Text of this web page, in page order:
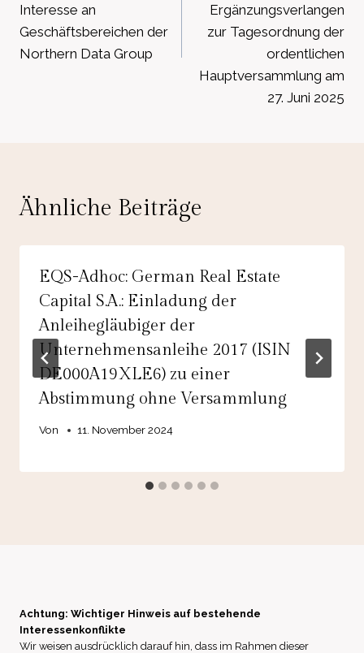
Interesse an
Geschäftsbereichen der
Northern Data Group
Ergänzungsverlangen
zur Tagesordnung der
ordentlichen
Hauptversammlung am
27. Juni 2025
Ähnliche Beiträge
EQS-Adhoc: German Real Estate
Capital S.A.: Einladung der
Anleihegläubiger der
Unternehmensanleihe 2017 (ISIN
DE000A19XLE6) zu einer
Abstimmung ohne Versammlung
Von 11. November 2024
Achtung: Wichtiger Hinweis auf bestehende
Interessenkonflikte
Wir weisen ausdrücklich darauf hin, dass im Rahmen dieser